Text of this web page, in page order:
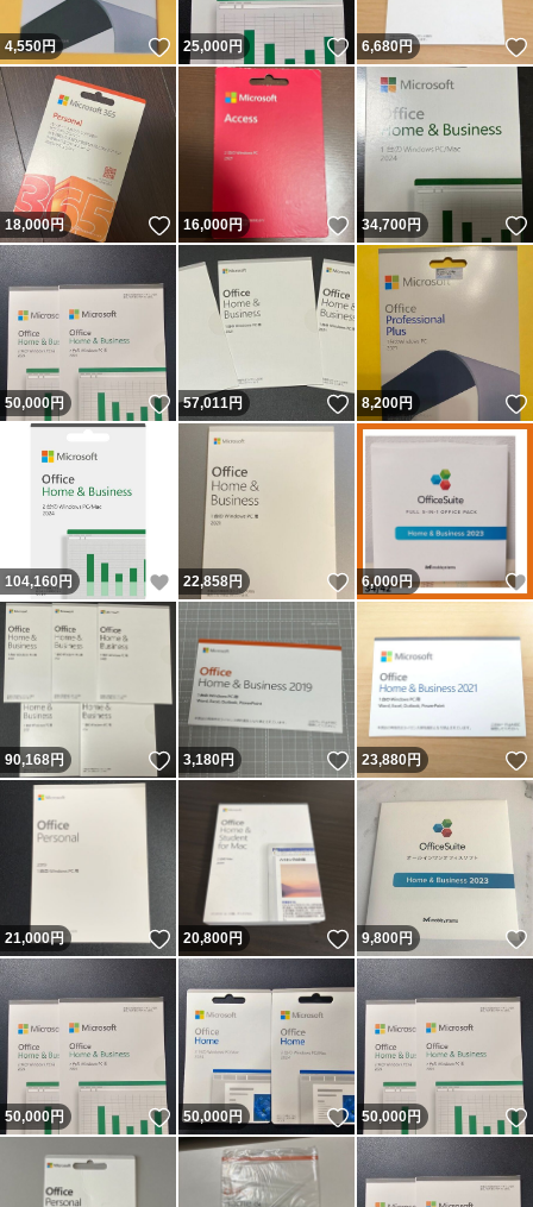
4,550円 いいね！
25,000円 いいね！
6,680円
18,000円 いいね！
16,000円 いいね！
34,700円
50,000円 いいね！
57,011円 いいね！
8,200円
104,160 円 いいね！
22,858円 いいね！
6,000円
90,168円 いいね！
3,180円 いいね！
23,880円
21,000円 いいね！
20,800円 いいね！
9,800円
50,000円 いいね！
50,000円 いいね！
50,000円